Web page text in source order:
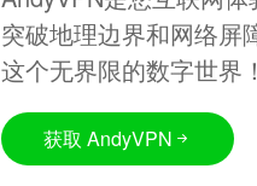
突破地理边界和网络屏
这个无界限的数字世界！
获取 AndyVPN